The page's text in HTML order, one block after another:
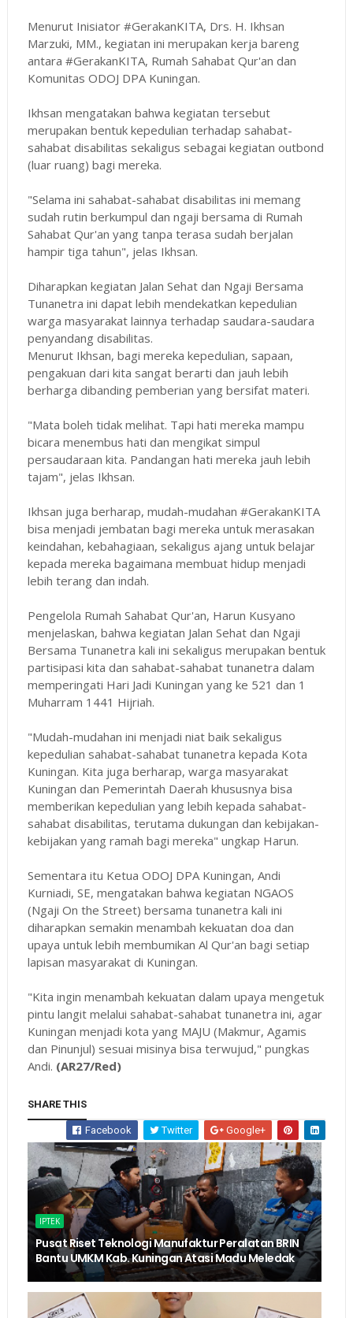
Menurut Inisiator #GerakanKITA, Drs. H. Ikhsan
Marzuki, MM., kegiatan ini merupakan kerja bareng
antara #GerakanKITA, Rumah Sahabat Qur'an dan
Komunitas ODOJ DPA Kuningan.
Ikhsan mengatakan bahwa kegiatan tersebut
merupakan bentuk kepedulian terhadap sahabat-
sahabat disabilitas sekaligus sebagai kegiatan outbond
(luar ruang) bagi mereka.
"Selama ini sahabat-sahabat disabilitas ini memang
sudah rutin berkumpul dan ngaji bersama di Rumah
Sahabat Qur'an yang tanpa terasa sudah berjalan
hampir tiga tahun", jelas Ikhsan.
Diharapkan kegiatan Jalan Sehat dan Ngaji Bersama
Tunanetra ini dapat lebih mendekatkan kepedulian
warga masyarakat lainnya terhadap saudara-saudara
penyandang disabilitas.
Menurut Ikhsan, bagi mereka kepedulian, sapaan,
pengakuan dari kita sangat berarti dan jauh lebih
berharga dibanding pemberian yang bersifat materi.
"Mata boleh tidak melihat. Tapi hati mereka mampu
bicara menembus hati dan mengikat simpul
persaudaraan kita. Pandangan hati mereka jauh lebih
tajam", jelas Ikhsan.
Ikhsan juga berharap, mudah-mudahan #GerakanKITA
bisa menjadi jembatan bagi mereka untuk merasakan
keindahan, kebahagiaan, sekaligus ajang untuk belajar
kepada mereka bagaimana membuat hidup menjadi
lebih terang dan indah.
Pengelola Rumah Sahabat Qur'an, Harun Kusyano
menjelaskan, bahwa kegiatan Jalan Sehat dan Ngaji
Bersama Tunanetra kali ini sekaligus merupakan bentuk
partisipasi kita dan sahabat-sahabat tunanetra dalam
memperingati Hari Jadi Kuningan yang ke 521 dan 1
Muharram 1441 Hijriah.
"Mudah-mudahan ini menjadi niat baik sekaligus
kepedulian sahabat-sahabat tunanetra kepada Kota
Kuningan. Kita juga berharap, warga masyarakat
Kuningan dan Pemerintah Daerah khususnya bisa
memberikan kepedulian yang lebih kepada sahabat-
sahabat disabilitas, terutama dukungan dan kebijakan-
kebijakan yang ramah bagi mereka" ungkap Harun.
Sementara itu Ketua ODOJ DPA Kuningan, Andi
Kurniadi, SE, mengatakan bahwa kegiatan NGAOS
(Ngaji On the Street) bersama tunanetra kali ini
diharapkan semakin menambah kekuatan doa dan
upaya untuk lebih membumikan Al Qur'an bagi setiap
lapisan masyarakat di Kuningan.
"Kita ingin menambah kekuatan dalam upaya mengetuk
pintu langit melalui sahabat-sahabat tunanetra ini, agar
Kuningan menjadi kota yang MAJU (Makmur, Agamis
dan Pinunjul) sesuai misinya bisa terwujud," pungkas
Andi. (AR27/Red)
SHARE THIS
Facebook Twitter Google+
IPTEK
Pusat Riset Teknologi Manufaktur Peralatan BRIN
Bantu UMKM Kab. Kuningan Atasi Madu Meledak